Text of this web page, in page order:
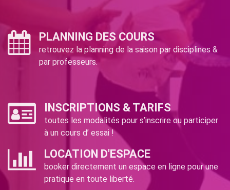
PLANNING DES COURS
retrouvez la planning de la saison par disciplines &
par professeurs.
INSCRIPTIONS & TARIFS
toutes les modalités pour s’inscrire ou participer
à un cours d’ essai !
LOCATION D'ESPACE
booker directement un espace en ligne pour une
pratique en toute liberté.